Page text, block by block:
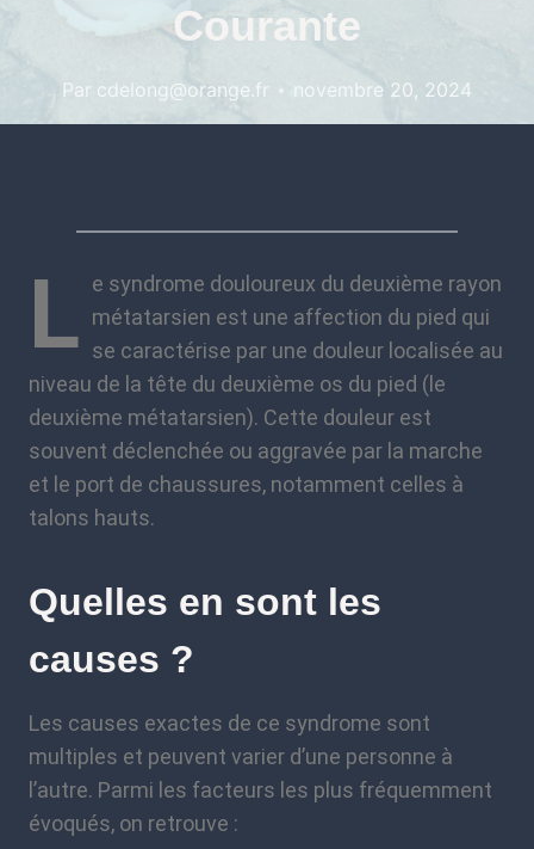
Courante
Par cdelong@orange.fr novembre 20, 2024
L e syndrome douloureux du deuxième rayon
métatarsien est une affection du pied qui
se caractérise par une douleur localisée au
niveau de la tête du deuxième os du pied (le
deuxième métatarsien). Cette douleur est
souvent déclenchée ou aggravée par la marche
et le port de chaussures, notamment celles à
talons hauts.
Quelles en sont les
causes ?
Les causes exactes de ce syndrome sont
multiples et peuvent varier d’une personne à
l’autre. Parmi les facteurs les plus fréquemment
évoqués, on retrouve :